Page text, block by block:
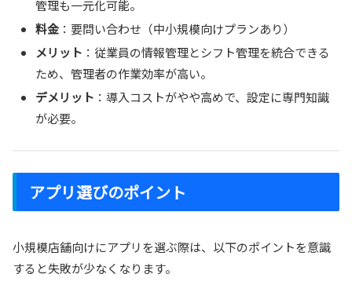
管理も一元化可能。
料金 ：要問い合わせ（中小規模向けプランあり）
メリット ：従業員の情報管理とシフト管理を統合できる
ため、管理者の作業効率が高い。
デメリット ：導入コストがやや高めで、設定に専門知識
が必要。
アプリ選びのポイント
小規模店舗向けにアプリを選ぶ際は、以下のポイントを意識
すると失敗が少なくなります。